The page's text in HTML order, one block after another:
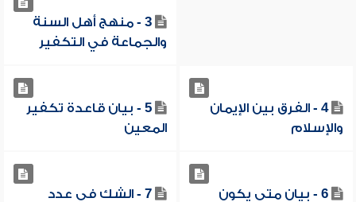
3 - منهج أهل السنة
والجماعة في التكفير
4 - الفرق بين الإيمان
والإسلام
5 - بيان قاعدة تكفير
المعين
6 - بيان متى يكون
7 - الشك في عدد